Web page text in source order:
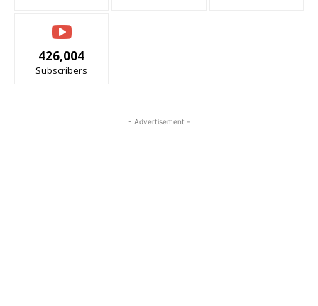
426,004
Subscribers
- Advertisement -